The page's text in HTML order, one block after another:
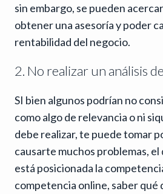
sin embargo, se pueden
obtener una asesoría y poder
rentabilidad del negocio.
2. No realizar un análisis
SI bien algunos podrían no
como algo de relevancia o ni
debe realizar, te puede tomar
causarte muchos problemas,
está posicionada la
competencia online, saber